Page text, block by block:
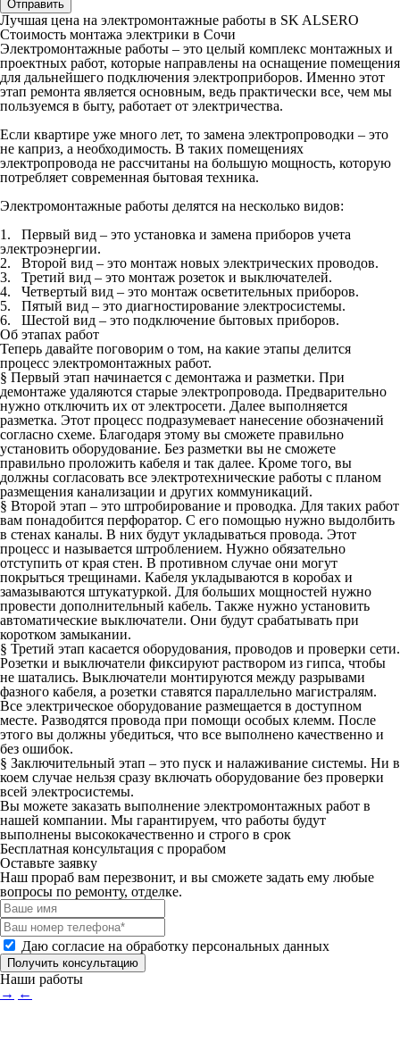
Отправить
Лучшая цена на электромонтажные работы в SK ALSERO
Стоимость монтажа электрики в Сочи
Электромонтажные работы – это целый комплекс монтажных и
проектных работ, которые направлены на оснащение помещения
для дальнейшего подключения электроприборов. Именно этот
этап ремонта является основным, ведь практически все, чем мы
пользуемся в быту, работает от электричества.
Если квартире уже много лет, то замена электропроводки – это
не каприз, а необходимость. В таких помещениях
электропровода не рассчитаны на большую мощность, которую
потребляет современная бытовая техника.
Электромонтажные работы делятся на несколько видов:
1. Первый вид – это установка и замена приборов учета
электроэнергии.
2. Второй вид – это монтаж новых электрических проводов.
3. Третий вид – это монтаж розеток и выключателей.
4. Четвертый вид – это монтаж осветительных приборов.
5. Пятый вид – это диагностирование электросистемы.
6. Шестой вид – это подключение бытовых приборов.
Об этапах работ
Теперь давайте поговорим о том, на какие этапы делится
процесс электромонтажных работ.
§ Первый этап начинается с демонтажа и разметки. При
демонтаже удаляются старые электропровода. Предварительно
нужно отключить их от электросети. Далее выполняется
разметка. Этот процесс подразумевает нанесение обозначений
согласно схеме. Благодаря этому вы сможете правильно
установить оборудование. Без разметки вы не сможете
правильно проложить кабеля и так далее. Кроме того, вы
должны согласовать все электротехнические работы с планом
размещения канализации и других коммуникаций.
§ Второй этап – это штробирование и проводка. Для таких работ
вам понадобится перфоратор. С его помощью нужно выдолбить
в стенах каналы. В них будут укладываться провода. Этот
процесс и называется штроблением. Нужно обязательно
отступить от края стен. В противном случае они могут
покрыться трещинами. Кабеля укладываются в коробах и
замазываются штукатуркой. Для больших мощностей нужно
провести дополнительный кабель. Также нужно установить
автоматические выключатели. Они будут срабатывать при
коротком замыкании.
§ Третий этап касается оборудования, проводов и проверки сети.
Розетки и выключатели фиксируют раствором из гипса, чтобы
не шатались. Выключатели монтируются между разрывами
фазного кабеля, а розетки ставятся параллельно магистралям.
Все электрическое оборудование размещается в доступном
месте. Разводятся провода при помощи особых клемм. После
этого вы должны убедиться, что все выполнено качественно и
без ошибок.
§ Заключительный этап – это пуск и налаживание системы. Ни в
коем случае нельзя сразу включать оборудование без проверки
всей электросистемы.
Вы можете заказать выполнение электромонтажных работ в
нашей компании. Мы гарантируем, что работы будут
выполнены высококачественно и строго в срок
Бесплатная консультация с прорабом
Оставьте заявку
Наш прораб вам перезвонит, и вы сможете задать ему любые
вопросы по ремонту, отделке.
Даю согласие на обработку персональных данных
Получить консультацию
Наши работы
→ ←